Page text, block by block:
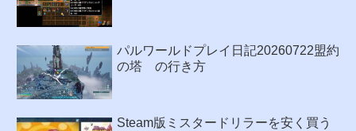
パルワールドプレイ日記20260722盟約
の塔 の行き方
Steam版ミスタードリラーを安く買う